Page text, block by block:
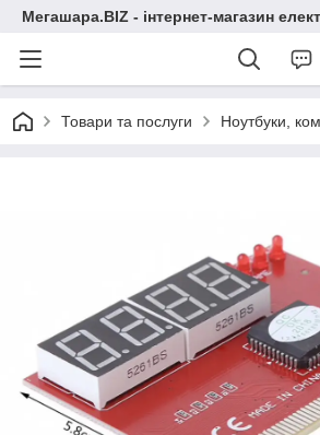
Мегашара.BIZ - інтернет-магазин
Товари та послуги Ноутбуки,